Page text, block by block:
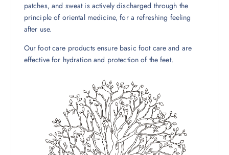
patches, and sweat is actively discharged through the
principle of oriental medicine, for a refreshing feeling
after use.
Our foot care products ensure basic foot care and are
effective for hydration and protection of the feet.